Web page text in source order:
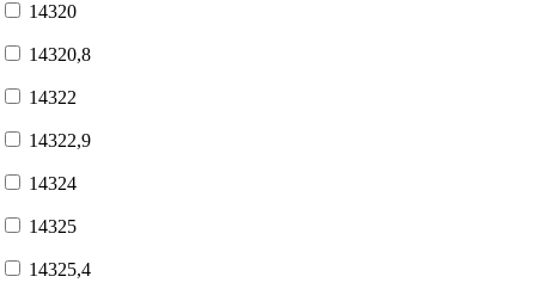
14320
14320,8
14322
14322,9
14324
14325
14325,4